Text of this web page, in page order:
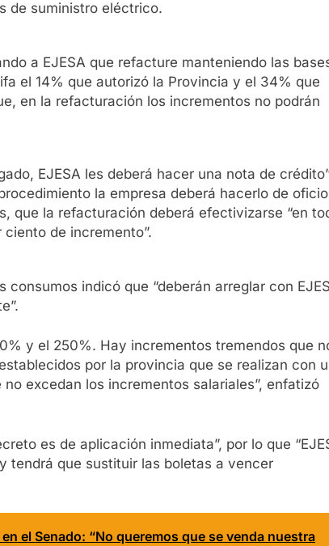
de suministro eléctrico.
a EJESA que refacture manteniendo las
el 14% que autorizó la Provincia y el 34% que
en la refacturación los incrementos no podrán
EJESA les deberá hacer una nota de
la empresa deberá hacerlo de
que la refacturación deberá efectivizarse “en
de incremento”.
indicó que “deberán arreglar con
y el 250%. Hay incrementos tremendos que
por la provincia que se realizan con
excedan los incrementos salariales”, enfatizó
es de aplicación inmediata”, por lo que
tendrá que sustituir las boletas a vencer
el Senado: “No queremos que se venda nuestra